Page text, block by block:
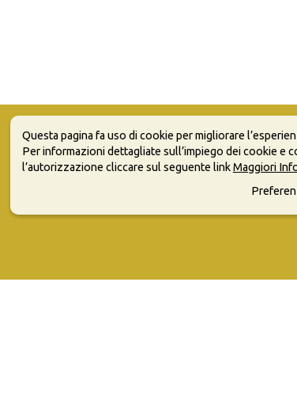
Questa pagina fa uso di cookie per migliorare
Per informazioni dettagliate sull’impiego dei cookie e
l’autorizzazione cliccare sul seguente linkMaggiori